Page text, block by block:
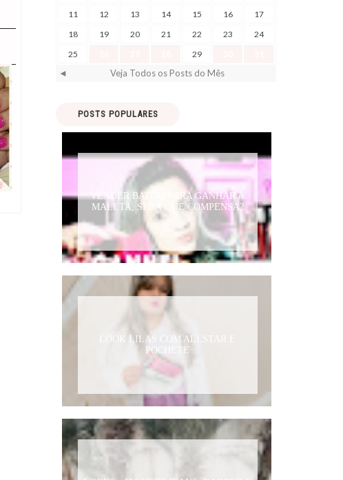
11
12 13 14 15 16
17
18
19 20 21 22 23
24
25
29
◄ Veja Todos os Posts do Mês
POSTS POPULARES
VENDER BATOM PARA GANHAR A
MALETA, SERÁ QUE COMPENSA?
LOOK LILAS COM ALLSTAR E
POCHETE